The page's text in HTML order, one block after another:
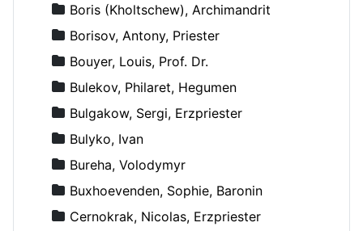
Boris (Kholtschew), Archimandrit
Borisov, Antony, Priester
Bouyer, Louis, Prof. Dr.
Bulekov, Philaret, Hegumen
Bulgakow, Sergi, Erzpriester
Bulyko, Ivan
Bureha, Volodymyr
Buxhoevenden, Sophie, Baronin
Cernokrak, Nicolas, Erzpriester